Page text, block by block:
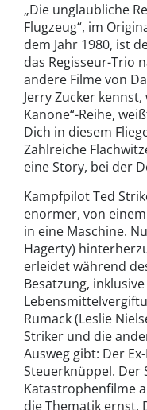
„Die unglaubliche
Flugzeug“, im
dem Jahr 1980, ist
das Regisseur-Trio
andere Filme von
Jerry Zucker
Kanone“-Reihe,
Dich in diesem
Zahlreiche
eine Story, bei der
Kampfpilot Ted
enormer, von
in eine Maschine.
Hagerty)
erleidet während
Besatzung,
Rumack (Leslie
Striker und die
Ausweg gibt: Der
Steuerknüppel. Der
Katastrophenfilme
die Thematik ernst.